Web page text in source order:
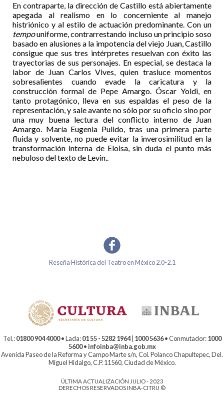
En contraparte, la dirección de Castillo está abiertamente
apegada al realismo en lo concerniente al manejo
histriónico y al estilo de actuación predominante. Con un
tempouniforme, contrarrestando incluso un principio soso
basado en alusiones a la impotencia del viejo Juan, Castillo
consigue que sus tres intérpretes resuelvan con éxito las
trayectorias de sus personajes. En especial, se destaca la
labor de Juan Carlos Vives, quien trasluce momentos
sobresalientes cuando evade la caricatura y la
construcción formal de Pepe Amargo. Óscar Yoldi, en
tanto protagónico, lleva en sus espaldas el peso de la
representación, y sale avante no sólo por su oficio sino por
una muy buena lectura del conflicto interno de Juan
Amargo. María Eugenia Pulido, tras una primera parte
fluida y solvente, no puede evitar la inverosimilitud en la
transformación interna de Eloisa, sin duda el punto más
nebuloso del texto de Levin..
Reseña Histórica del Teatro en México 2.0-2.1
Tel.:01800 904 4000• Lada:01 55 - 5282 1964| 1000 5636• Conmutador:1000
5600•infoinba@inba.gob.mx
Avenida Paseo de la Reforma y Campo Marte s/n, Col. Polanco Chapultepec, Del.
Miguel Hidalgo, C.P. 11560, Ciudad de México.
ÚLTIMA ACTUALIZACIÓN JULIO - 2023
DERECHOS RESERVADOS INBA-CITRU ©